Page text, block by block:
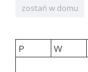
zostań w domu
P W